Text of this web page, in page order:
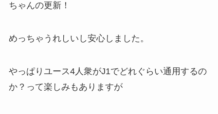
ちゃんの更新！
めっちゃうれしいし安心しました。
やっぱりユース4人衆がJ1でどれぐらい通用するの
か？って楽しみもありますが